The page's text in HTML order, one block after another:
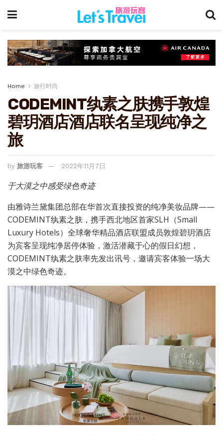
Home 旅行时尚
CODEMINT纨素之肤携手敦煌
碧玥酒店酒店联名呈现纯净之
旅
by 旅游玩客 2022年11月7日
于大漠之中感受绿色奇迹
由雅诗兰黛集团总部在华首次直接投资的纯净美妆品牌——
CODEMINT纨素之肤，携手西北地区首家SLH（Small
Luxury Hotels）全球奢华精品酒店联盟成员敦煌碧玥酒店
为宾客呈现纯净居停体验，激活潜藏于心的假日幻想，
CODEMINT纨素之肤率先发出讯号，邀请宾客体验一场大
漠之中绿色奇迹。